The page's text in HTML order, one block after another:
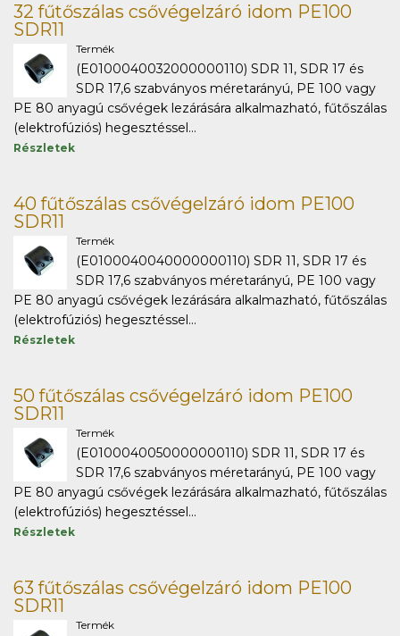
32 fűtőszálas csővégelzáró idom PE100
SDR11
Termék
(E0100040032000000110) SDR 11, SDR 17 és
SDR 17,6 szabványos méretarányú, PE 100 vagy
PE 80 anyagú csővégek lezárására alkalmazható, fűtőszálas
(elektrofúziós) hegesztéssel...
Részletek
40 fűtőszálas csővégelzáró idom PE100
SDR11
Termék
(E0100040040000000110) SDR 11, SDR 17 és
SDR 17,6 szabványos méretarányú, PE 100 vagy
PE 80 anyagú csővégek lezárására alkalmazható, fűtőszálas
(elektrofúziós) hegesztéssel...
Részletek
50 fűtőszálas csővégelzáró idom PE100
SDR11
Termék
(E0100040050000000110) SDR 11, SDR 17 és
SDR 17,6 szabványos méretarányú, PE 100 vagy
PE 80 anyagú csővégek lezárására alkalmazható, fűtőszálas
(elektrofúziós) hegesztéssel...
Részletek
63 fűtőszálas csővégelzáró idom PE100
SDR11
Termék